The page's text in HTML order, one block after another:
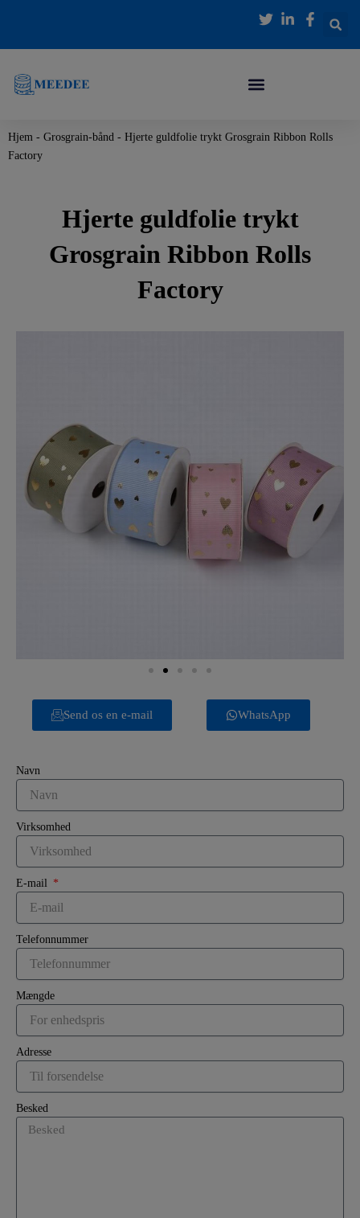
indholdet
Hjem - Grosgrain-bånd - Hjerte guldfolie trykt Grosgrain Ribbon Rolls
Factory
Hjerte guldfolie trykt
Grosgrain Ribbon Rolls
Factory
Send os en e-mail WhatsApp
Navn
Virksomhed
E-mail
Telefonnummer
Mængde
Adresse
Besked